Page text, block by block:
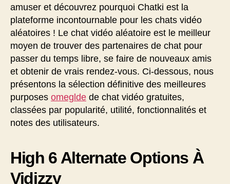
amuser et découvrez pourquoi Chatki est la
plateforme incontournable pour les chats vidéo
aléatoires ! Le chat vidéo aléatoire est le meilleur
moyen de trouver des partenaires de chat pour
passer du temps libre, se faire de nouveaux amis
et obtenir de vrais rendez-vous. Ci-dessous, nous
présentons la sélection définitive des meilleures
purposes omeglde de chat vidéo gratuites,
classées par popularité, utilité, fonctionnalités et
notes des utilisateurs.
High 6 Alternate Options À
Vidizzy